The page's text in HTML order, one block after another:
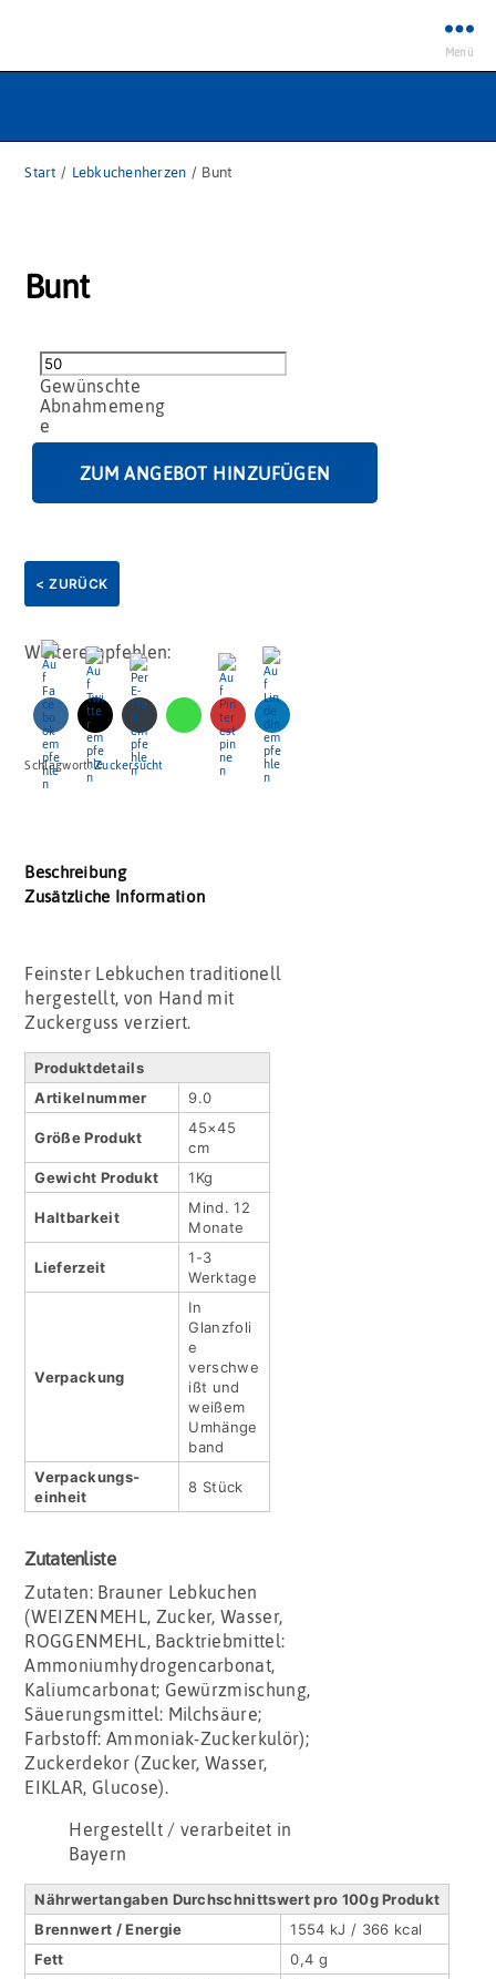
Menü
Start / Lebkuchenherzen / Bunt
Bunt
Bunt
Menge
ZUM ANGEBOT HINZUFÜGEN
< ZURÜCK
Weiterempfehlen:
Schlagwort:Zuckersucht
Beschreibung
Zusätzliche Information
Feinster Lebkuchen traditionell
hergestellt, von Hand mit
Zuckerguss verziert.
Produktdetails
Artikel­nummer
9.0
Größe Produkt
45×45
cm
Gewicht Produkt
1Kg
Haltbar­keit
Mind. 12
Monate
Lieferzeit
1-3
Werktage
Verpackung
In
Glanzfoli
e
verschwe
ißt und
weißem
Umhänge
band
Verpackungs­
einheit
8 Stück
Zutatenliste
Zutaten: Brauner Lebkuchen
(WEIZENMEHL, Zucker, Wasser,
ROGGENMEHL, Backtriebmittel:
Ammoniumhydrogencarbonat,
Kaliumcarbonat; Gewürzmischung,
Säuerungsmittel: Milchsäure;
Farbstoff: Ammoniak-Zuckerkulör);
Zuckerdekor (Zucker, Wasser,
EIKLAR, Glucose).
Hergestellt / verarbeitet in
Bayern
Nährwertangaben Durchschnittswert pro 100g Produkt
Brennwert / Energie
1554 kJ / 366 kcal
Fett
0,4 g